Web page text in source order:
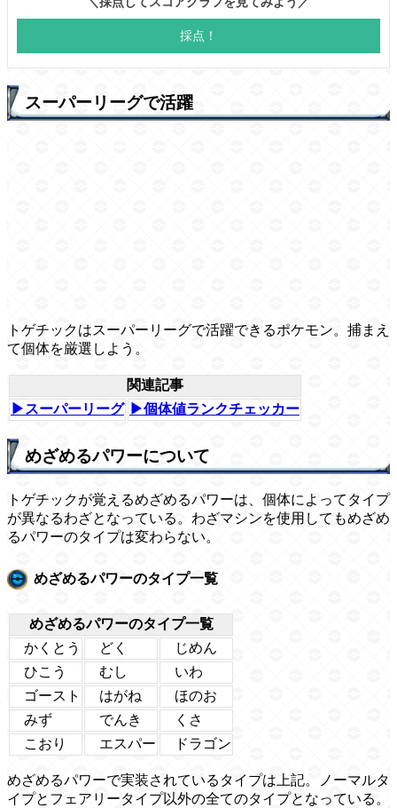
スーパーリーグで活躍
トゲチックはスーパーリーグで活躍できるポケモン。捕まえ
て個体を厳選しよう。
関連記事
▶スーパーリーグ
▶個体値ランクチェッカー
めざめるパワーについて
トゲチックが覚えるめざめるパワーは、個体によってタイプ
が異なるわざとなっている。わざマシンを使用してもめざめ
るパワーのタイプは変わらない。
めざめるパワーのタイプ一覧
めざめるパワーのタイプ一覧
かくとう
どく
じめん
ひこう
むし
いわ
ゴースト
はがね
ほのお
みず
でんき
くさ
こおり
エスパー ドラゴン
めざめるパワーで実装されているタイプは上記。ノーマルタ
イプとフェアリータイプ以外の全てのタイプとなっている。